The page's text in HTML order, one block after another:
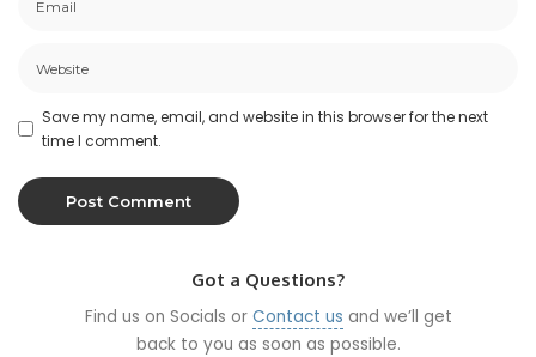
Save my name, email, and website in this browser for the next
time I comment.
Got a Questions?
Find us on Socials or Contact us and we’ll get
back to you as soon as possible.